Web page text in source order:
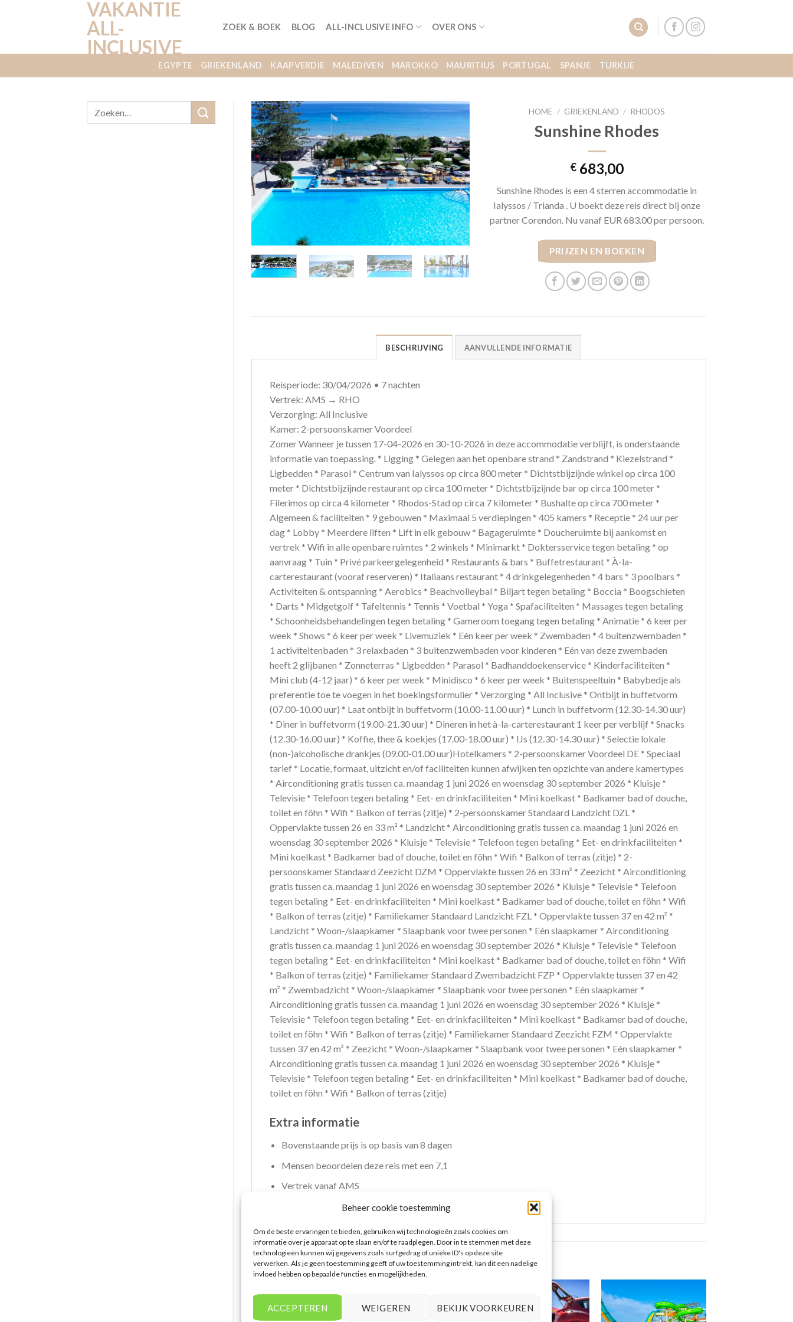
Beheer cookie toestemming
Om de beste ervaringen te bieden, gebruiken wij technologieën zoals cookies om
informatie over je apparaat op te slaan en/of te raadplegen. Door in te stemmen met deze
technologieën kunnen wij gegevens zoals surfgedrag of unieke ID's op deze site
verwerken. Als je geen toestemming geeft of uw toestemming intrekt, kan dit een nadelige
invloed hebben op bepaalde functies en mogelijkheden.
ACCEPTEREN WEIGEREN BEKIJK VOORKEUREN
VAKANTIE
ALL-
INCLUSIVE
ZOEK & BOEK BLOG ALL-INCLUSIVE INFO OVER ONS
EGYPTE GRIEKENLAND KAAPVERDIE MALEDIVEN MAROKKO MAURITIUS PORTUGAL SPANJE TURKIJE
HOME / GRIEKENLAND / RHODOS
Sunshine Rhodes
€ 683,00
Sunshine Rhodes is een 4 sterren accommodatie in
Ialyssos / Trianda . U boekt deze reis direct bij onze
partner Corendon. Nu vanaf EUR 683.00 per persoon.
PRIJZEN EN BOEKEN
BESCHRIJVING AANVULLENDE INFORMATIE
Reisperiode: 30/04/2026 • 7 nachten
Vertrek: AMS → RHO
Verzorging: All Inclusive
Kamer: 2-persoonskamer Voordeel
Zomer Wanneer je tussen 17-04-2026 en 30-10-2026 in deze accommodatie verblijft, is onderstaande
informatie van toepassing. * Ligging * Gelegen aan het openbare strand * Zandstrand * Kiezelstrand *
Ligbedden * Parasol * Centrum van Ialyssos op circa 800 meter * Dichtstbijzijnde winkel op circa 100
meter * Dichtstbijzijnde restaurant op circa 100 meter * Dichtstbijzijnde bar op circa 100 meter *
Filerimos op circa 4 kilometer * Rhodos-Stad op circa 7 kilometer * Bushalte op circa 700 meter *
Algemeen & faciliteiten * 9 gebouwen * Maximaal 5 verdiepingen * 405 kamers * Receptie * 24 uur per
dag * Lobby * Meerdere liften * Lift in elk gebouw * Bagageruimte * Doucheruimte bij aankomst en
vertrek * Wifi in alle openbare ruimtes * 2 winkels * Minimarkt * Doktersservice tegen betaling * op
aanvraag * Tuin * Privé parkeergelegenheid * Restaurants & bars * Buffetrestaurant * À-la-
carterestaurant (vooraf reserveren) * Italiaans restaurant * 4 drinkgelegenheden * 4 bars * 3 poolbars *
Activiteiten & ontspanning * Aerobics * Beachvolleybal * Biljart tegen betaling * Boccia * Boogschieten
* Darts * Midgetgolf * Tafeltennis * Tennis * Voetbal * Yoga * Spafaciliteiten * Massages tegen betaling
* Schoonheidsbehandelingen tegen betaling * Gameroom toegang tegen betaling * Animatie * 6 keer per
week * Shows * 6 keer per week * Livemuziek * Eén keer per week * Zwembaden * 4 buitenzwembaden *
1 activiteitenbaden * 3 relaxbaden * 3 buitenzwembaden voor kinderen * Eén van deze zwembaden
heeft 2 glijbanen * Zonneterras * Ligbedden * Parasol * Badhanddoekenservice * Kinderfaciliteiten *
Mini club (4-12 jaar) * 6 keer per week * Minidisco * 6 keer per week * Buitenspeeltuin * Babybedje als
preferentie toe te voegen in het boekingsformulier * Verzorging * All Inclusive * Ontbijt in buffetvorm
(07.00-10.00 uur) * Laat ontbijt in buffetvorm (10.00-11.00 uur) * Lunch in buffetvorm (12.30-14.30 uur)
* Diner in buffetvorm (19.00-21.30 uur) * Dineren in het à-la-carterestaurant 1 keer per verblijf * Snacks
(12.30-16.00 uur) * Koffie, thee & koekjes (17.00-18.00 uur) * IJs (12.30-14.30 uur) * Selectie lokale
(non-)alcoholische drankjes (09.00-01.00 uur)Hotelkamers * 2-persoonskamer Voordeel DE * Speciaal
tarief * Locatie, formaat, uitzicht en/of faciliteiten kunnen afwijken ten opzichte van andere kamertypes
* Airconditioning gratis tussen ca. maandag 1 juni 2026 en woensdag 30 september 2026 * Kluisje *
Televisie * Telefoon tegen betaling * Eet- en drinkfaciliteiten * Mini koelkast * Badkamer bad of douche,
toilet en föhn * Wifi * Balkon of terras (zitje) * 2-persoonskamer Standaard Landzicht DZL *
Oppervlakte tussen 26 en 33 m² * Landzicht * Airconditioning gratis tussen ca. maandag 1 juni 2026 en
woensdag 30 september 2026 * Kluisje * Televisie * Telefoon tegen betaling * Eet- en drinkfaciliteiten *
Mini koelkast * Badkamer bad of douche, toilet en föhn * Wifi * Balkon of terras (zitje) * 2-
persoonskamer Standaard Zeezicht DZM * Oppervlakte tussen 26 en 33 m² * Zeezicht * Airconditioning
gratis tussen ca. maandag 1 juni 2026 en woensdag 30 september 2026 * Kluisje * Televisie * Telefoon
tegen betaling * Eet- en drinkfaciliteiten * Mini koelkast * Badkamer bad of douche, toilet en föhn * Wifi
* Balkon of terras (zitje) * Familiekamer Standaard Landzicht FZL * Oppervlakte tussen 37 en 42 m² *
Landzicht * Woon-/slaapkamer * Slaapbank voor twee personen * Eén slaapkamer * Airconditioning
gratis tussen ca. maandag 1 juni 2026 en woensdag 30 september 2026 * Kluisje * Televisie * Telefoon
tegen betaling * Eet- en drinkfaciliteiten * Mini koelkast * Badkamer bad of douche, toilet en föhn * Wifi
* Balkon of terras (zitje) * Familiekamer Standaard Zwembadzicht FZP * Oppervlakte tussen 37 en 42
m² * Zwembadzicht * Woon-/slaapkamer * Slaapbank voor twee personen * Eén slaapkamer *
Airconditioning gratis tussen ca. maandag 1 juni 2026 en woensdag 30 september 2026 * Kluisje *
Televisie * Telefoon tegen betaling * Eet- en drinkfaciliteiten * Mini koelkast * Badkamer bad of douche,
toilet en föhn * Wifi * Balkon of terras (zitje) * Familiekamer Standaard Zeezicht FZM * Oppervlakte
tussen 37 en 42 m² * Zeezicht * Woon-/slaapkamer * Slaapbank voor twee personen * Eén slaapkamer *
Airconditioning gratis tussen ca. maandag 1 juni 2026 en woensdag 30 september 2026 * Kluisje *
Televisie * Telefoon tegen betaling * Eet- en drinkfaciliteiten * Mini koelkast * Badkamer bad of douche,
toilet en föhn * Wifi * Balkon of terras (zitje)
Extra informatie
Bovenstaande prijs is op basis van 8 dagen
Mensen beoordelen deze reis met een 7,1
Vertrek vanaf AMS
GERELATEERDE PRODUCTEN